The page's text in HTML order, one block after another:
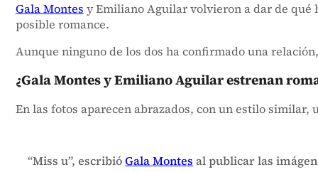
Gala Montes y Emiliano Aguilar volvieron a dar de qué
posible romance.
Aunque ninguno de los dos ha confirmado una
¿Gala Montes y Emiliano Aguilar estrenan
En las fotos aparecen abrazados, con un estilo
“Miss u”, escribióGala Montes al publicar las